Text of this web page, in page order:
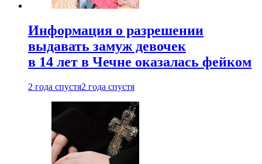
Информация о разрешении
выдавать замуж девочек
в 14 лет в Чечне оказалась фейком
2 года спустя2 года спустя